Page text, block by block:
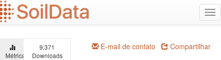
Ir
para
o
principal
Métricas
9,371
Downloads
E-mail de contato Compartilhar